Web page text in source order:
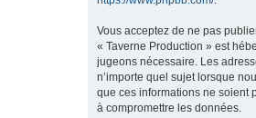
Vous acceptez de ne pas
« Taverne Production » est
jugeons nécessaire. Les
n’importe quel sujet lorsque
que ces informations ne soient
à compromettre les données.